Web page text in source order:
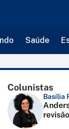
Saúde
Colunistas
Basília